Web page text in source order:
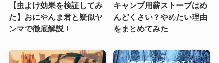
【虫よけ効果を検証してみ
た】おにやんま君と疑似ヤ
ンマで徹底解説！
キャンプ用薪ストーブはめ
んどくさい？やめたい理由
をまとめてみた